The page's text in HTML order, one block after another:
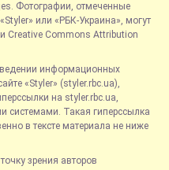
Фотографии, отмеченные
или «РБК-Украина», могут
Creative Commons Attribution
информационных
«Styler» (styler.rbc.ua),
на styler.rbc.ua,
системами. Такая гиперссылка
в тексте материала не ниже
зрения авторов